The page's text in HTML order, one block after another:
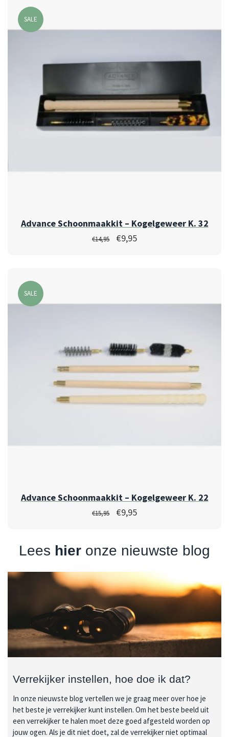
SALE
Advance Schoonmaakkit – Kogelgeweer K. 32
€14,95 €9,95
SALE
Advance Schoonmaakkit – Kogelgeweer K. 22
€15,95 €9,95
Lees hier onze nieuwste blog
Verrekijker instellen, hoe doe ik dat?
In onze nieuwste blog vertellen we je graag meer over hoe je
het beste je verrekijker kunt instellen. Om het beste beeld uit
een verrekijker te halen moet deze goed afgesteld worden op
jouw ogen. Als je dit niet doet, zal de verrekijker niet optimaal